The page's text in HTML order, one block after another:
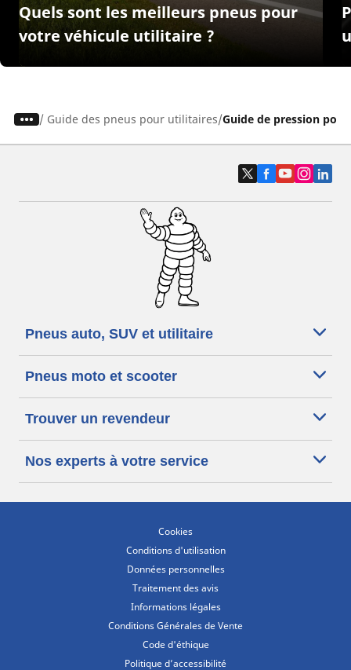
Quels sont les meilleurs pneus pour
votre véhicule utilitaire ?
/ Guide des pneus pour utilitaires Guide de pression
Pneus auto, SUV et utilitaire
Pneus moto et scooter
Trouver un revendeur
Nos experts à votre service
Cookies
Conditions d'utilisation
Données personnelles
Traitement des avis
Informations légales
Conditions Générales de Vente
Code d'éthique
Politique d’accessibilité